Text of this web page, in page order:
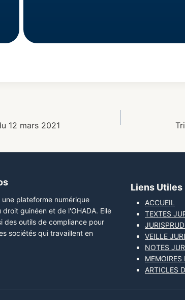
12 mars 2021
une plateforme numérique
droit guinéen et de l'OHADA. Elle
des outils de compliance pour
sociétés qui travaillent en
Liens Utiles
ACCUEIL
TEXTES
VEILLE
NOTES
MEMOIRES
ARTICLES